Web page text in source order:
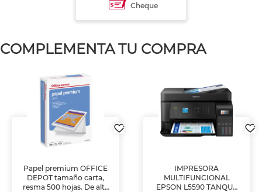
Cheque
COMPLEMENTA TU COMPRA
Papel premium OFFICE
DEPOT tamaño carta,
resma 500 hojas. De alta
IMPRESORA
MULTIFUNCIONAL
EPSON L5590 TANQUE